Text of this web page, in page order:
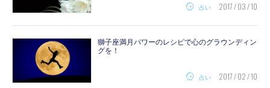
占い 2017 / 03 / 10
獅子座満月パワーのレシピで心のグラウンディン
グを！
占い 2017 / 02 / 10